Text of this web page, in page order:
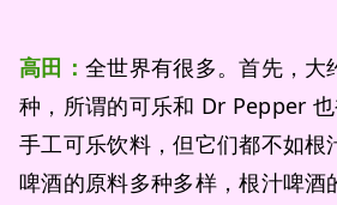
高田： 全世界有很多。首先，大
种，所谓的可乐和 Dr Pepper
手工可乐饮料，但它们都不如根
啤酒的原料多种多样，根汁啤酒